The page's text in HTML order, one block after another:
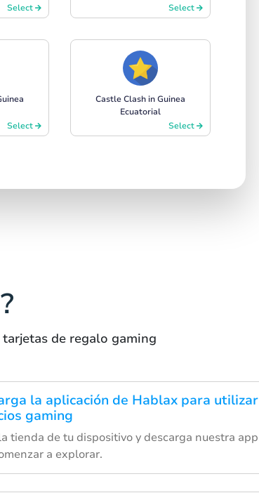
Select
Select
Select
Castle Clash in Guinea
Ecuatorial
Select
de regalo gaming
la aplicación de Hablax para utilizar
gaming
tienda de tu dispositivo y descarga nuestra app
a explorar.